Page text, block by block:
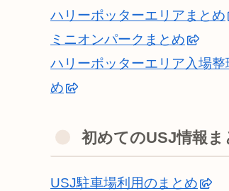
ハリーポッターエリアまとめ
ミニオンパークまとめ
ハリーポッターエリア入場整
め
初めてのUSJ情報ま
USJ駐車場利用のまとめ